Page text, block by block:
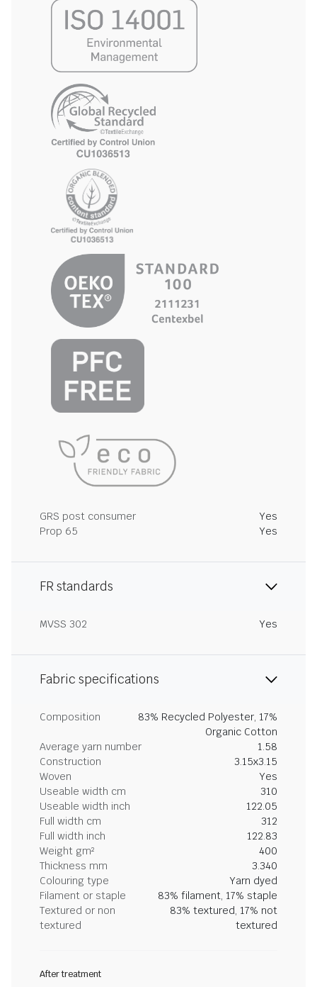
GRS post consumer
Yes
Prop 65
Yes
FR standards
MVSS 302 Yes
Fabric specifications
Composition
83% Recycled Polyester, 17%
Organic Cotton
Average yarn number
1.58
Construction
3.15x3.15
Woven
Yes
Useable width cm
310
Useable width inch
122.05
Full width cm
312
Full width inch
122.83
Weight gm²
400
Thickness mm
3.340
Colouring type
Yarn dyed
Filament or staple
83% filament, 17% staple
Textured or non
textured
83% textured, 17% not
textured
After treatment